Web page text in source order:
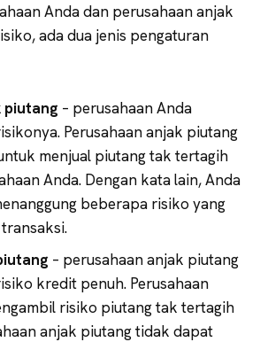
Anda dan perusahaan anjak
ada dua jenis pengaturan
piutang – perusahaan Anda
Perusahaan anjak piutang
menjual piutang tak tertagih
Anda. Dengan kata lain, Anda
beberapa risiko yang
– perusahaan anjak piutang
kredit penuh. Perusahaan
risiko piutang tak tertagih
anjak piutang tidak dapat